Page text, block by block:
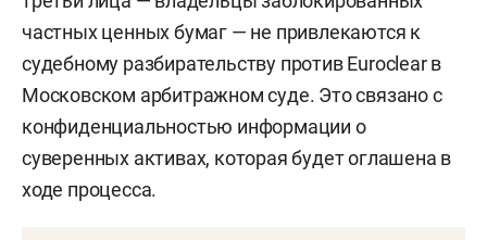
частных ценных бумаг — не привлекаются к
судебному разбирательству против Euroclear в
Московском арбитражном суде. Это связано с
конфиденциальностью информации о
суверенных активах, которая будет оглашена в
ходе процесса.